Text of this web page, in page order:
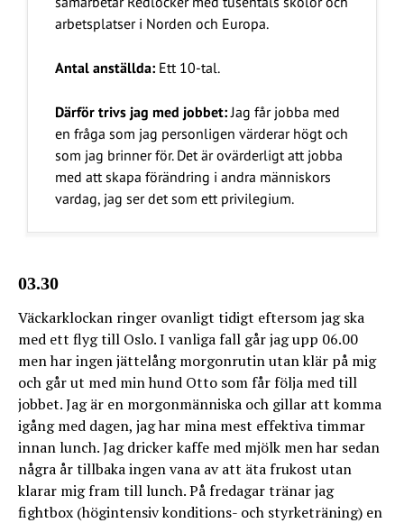
arbetsplatser i Norden och Europa.
Antal anställda: Ett 10-tal.
Därför trivs jag med jobbet:Jag får jobba med
en fråga som jag personligen värderar högt och
som jag brinner för. Det är ovärderligt att jobba
med att skapa förändring i andra människors
vardag, jag ser det som ett privilegium.
03.30
Väckarklockan ringer ovanligt tidigt eftersom jag ska
med ett flyg till Oslo. I vanliga fall går jag upp 06.00
men har ingen jättelång morgonrutin utan klär på mig
och går ut med min hund Otto som får följa med till
jobbet. Jag är en morgonmänniska och gillar att komma
igång med dagen, jag har mina mest effektiva timmar
innan lunch. Jag dricker kaffe med mjölk men har sedan
några år tillbaka ingen vana av att äta frukost utan
klarar mig fram till lunch. På fredagar tränar jag
fightbox (högintensiv konditions- och styrketräning) en